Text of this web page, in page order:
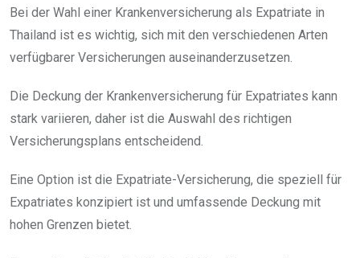
Bei der Wahl einer Krankenversicherung als Expatriate in
Thailand ist es wichtig, sich mit den verschiedenen Arten
verfügbarer Versicherungen auseinanderzusetzen.
Die Deckung der Krankenversicherung für Expatriates kann
stark variieren, daher ist die Auswahl des richtigen
Versicherungsplans entscheidend.
Eine Option ist die Expatriate-Versicherung, die speziell für
Expatriates konzipiert ist und umfassende Deckung mit
hohen Grenzen bietet.